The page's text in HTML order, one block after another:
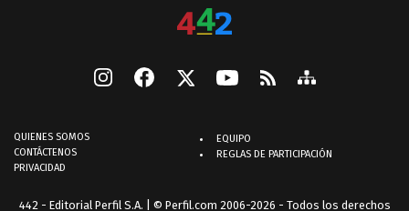
QUIENES SOMOS
CONTÁCTENOS
PRIVACIDAD
EQUIPO
REGLAS DE PARTICIPACIÓN
442 - Editorial Perfil S.A. | © Perfil.com 2006-2026 - Todos los derechos